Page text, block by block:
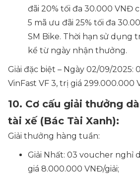
đãi 20% tối đa 30.000 VNĐ
5 mã ưu đãi 25% tối đa
SM Bike. Thời hạn sử dụng
kể từ ngày nhận thưởng.
Giải đặc biệt – Ngày 02/09/2025:
VinFast VF 3, trị giá 299.000.000
10. Cơ cấu giải thưởng
tài xế (Bác Tài Xanh):
Giải thưởng hàng tuần:
Giải Nhất: 03 voucher nghỉ
giá 8.000.000 VNĐ/giải;